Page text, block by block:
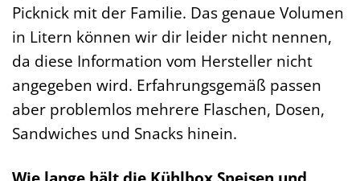
Picknick mit der Familie. Das genaue Volumen
in Litern können wir dir leider nicht nennen,
da diese Information vom Hersteller nicht
angegeben wird. Erfahrungsgemäß passen
aber problemlos mehrere Flaschen, Dosen,
Sandwiches und Snacks hinein.